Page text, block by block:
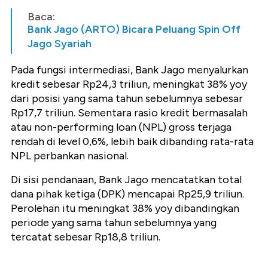
Baca:
Bank Jago (ARTO) Bicara Peluang Spin Off
Jago Syariah
Pada fungsi intermediasi, Bank Jago menyalurkan
kredit sebesar Rp24,3 triliun, meningkat 38% yoy
dari posisi yang sama tahun sebelumnya sebesar
Rp17,7 triliun. Sementara rasio kredit bermasalah
atau non-performing loan (NPL) gross terjaga
rendah di level 0,6%, lebih baik dibanding rata-rata
NPL perbankan nasional.
Di sisi pendanaan, Bank Jago mencatatkan total
dana pihak ketiga (DPK) mencapai Rp25,9 triliun.
Perolehan itu meningkat 38% yoy dibandingkan
periode yang sama tahun sebelumnya yang
tercatat sebesar Rp18,8 triliun.